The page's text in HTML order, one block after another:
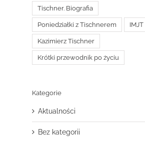
Tischner. Biografia
Poniedziałki z Tischnerem IMJT
Kazimierz Tischner
Krótki przewodnik po życiu
Kategorie
Aktualności
Bez kategorii